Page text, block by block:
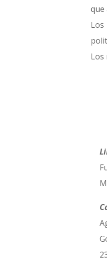
que
Los